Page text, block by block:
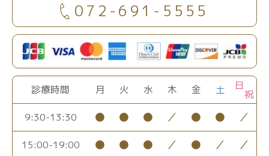
072-691-5555
診療時間 月 火 水 木 金 土 日
祝
9:30-13:30
● ● ● ／ ● ● ／
15:00-19:00 ● ● ● ／ ● ／ ／